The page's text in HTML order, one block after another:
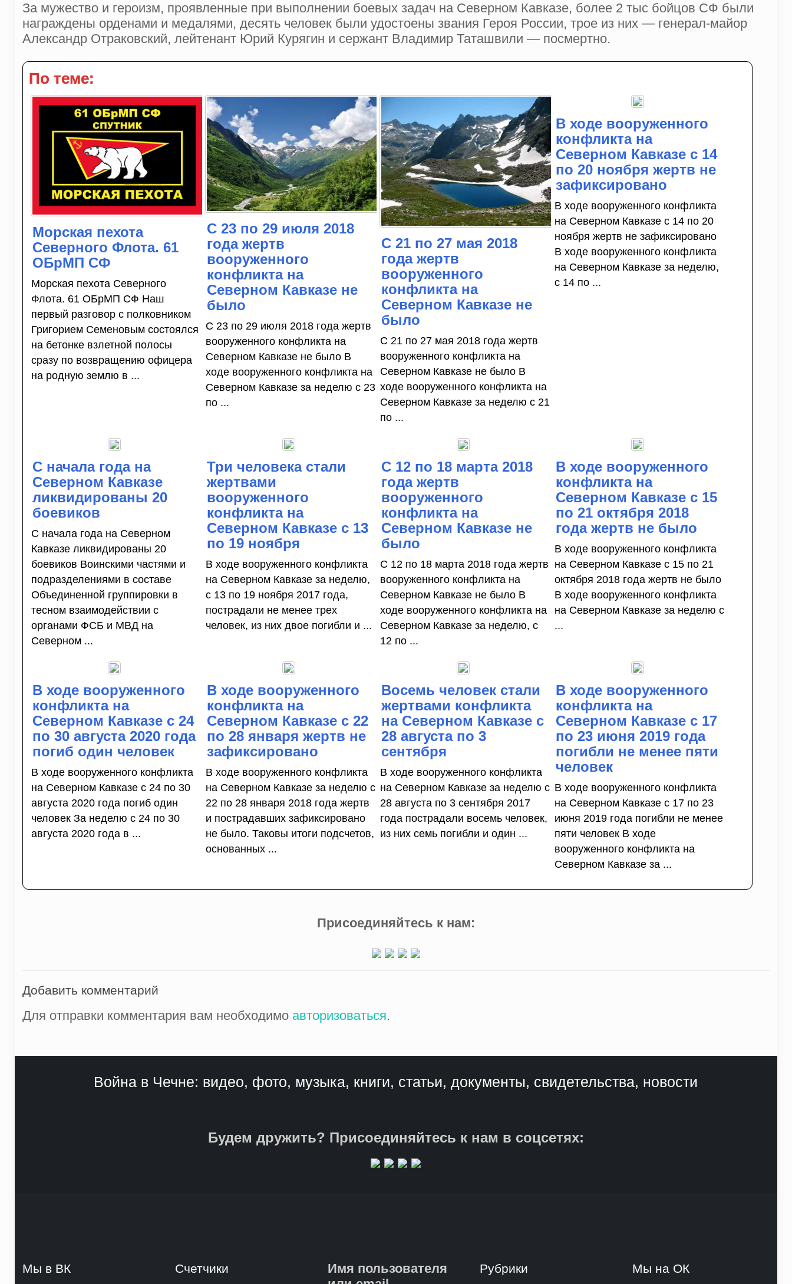
За мужество и героизм, проявленные при выполнении боевых задач на Северном Кавказе, более 2 тыс бойцов СФ были
награждены орденами и медалями, десять человек были удостоены звания Героя России, трое из них — генерал-майор
Александр Отраковский, лейтенант Юрий Курягин и сержант Владимир Таташвили — посмертно.
По теме:
Морская пехота
Северного Флота. 61
ОБрМП СФ
Морская пехота Северного
Флота. 61 ОБрМП СФ Наш
первый разговор с полковником
Григорием Семеновым состоялся
на бетонке взлетной полосы
сразу по возвращению офицера
на родную землю в ...
С 23 по 29 июля 2018
года жертв
вооруженного
конфликта на
Северном Кавказе не
было
С 23 по 29 июля 2018 года жертв
вооруженного конфликта на
Северном Кавказе не было В
ходе вооруженного конфликта на
Северном Кавказе за неделю с 23
по ...
С 21 по 27 мая 2018
года жертв
вооруженного
конфликта на
Северном Кавказе не
было
С 21 по 27 мая 2018 года жертв
вооруженного конфликта на
Северном Кавказе не было В
ходе вооруженного конфликта на
Северном Кавказе за неделю с 21
по ...
В ходе вооруженного
конфликта на
Северном Кавказе с 14
по 20 ноября жертв не
зафиксировано
В ходе вооруженного конфликта
на Северном Кавказе с 14 по 20
ноября жертв не зафиксировано
В ходе вооруженного конфликта
на Северном Кавказе за неделю,
с 14 по ...
С начала года на
Северном Кавказе
ликвидированы 20
боевиков
С начала года на Северном
Кавказе ликвидированы 20
боевиков Воинскими частями и
подразделениями в составе
Объединенной группировки в
тесном взаимодействии с
органами ФСБ и МВД на
Северном ...
Три человека стали
жертвами
вооруженного
конфликта на
Северном Кавказе с 13
по 19 ноября
В ходе вооруженного конфликта
на Северном Кавказе за неделю,
с 13 по 19 ноября 2017 года,
пострадали не менее трех
человек, из них двое погибли и ...
С 12 по 18 марта 2018
года жертв
вооруженного
конфликта на
Северном Кавказе не
было
С 12 по 18 марта 2018 года жертв
вооруженного конфликта на
Северном Кавказе не было В
ходе вооруженного конфликта на
Северном Кавказе за неделю, с
12 по ...
В ходе вооруженного
конфликта на
Северном Кавказе с 15
по 21 октября 2018
года жертв не было
В ходе вооруженного конфликта
на Северном Кавказе с 15 по 21
октября 2018 года жертв не было
В ходе вооруженного конфликта
на Северном Кавказе за неделю с
...
В ходе вооруженного
конфликта на
Северном Кавказе с 24
по 30 августа 2020 года
погиб один человек
В ходе вооруженного конфликта
на Северном Кавказе с 24 по 30
августа 2020 года погиб один
человек За неделю с 24 по 30
августа 2020 года в ...
В ходе вооруженного
конфликта на
Северном Кавказе с 22
по 28 января жертв не
зафиксировано
В ходе вооруженного конфликта
на Северном Кавказе за неделю с
22 по 28 января 2018 года жертв
и пострадавших зафиксировано
не было. Таковы итоги подсчетов,
основанных ...
Восемь человек стали
жертвами конфликта
на Северном Кавказе с
28 августа по 3
сентября
В ходе вооруженного конфликта
на Северном Кавказе за неделю с
28 августа по 3 сентября 2017
года пострадали восемь человек,
из них семь погибли и один ...
В ходе вооруженного
конфликта на
Северном Кавказе с 17
по 23 июня 2019 года
погибли не менее пяти
человек
В ходе вооруженного конфликта
на Северном Кавказе с 17 по 23
июня 2019 года погибли не менее
пяти человек В ходе
вооруженного конфликта на
Северном Кавказе за ...
Присоединяйтесь к нам:
Добавить комментарий
Для отправки комментария вам необходимо авторизоваться.
Война в Чечне: видео, фото, музыка, книги, статьи, документы, свидетельства, новости
Будем дружить? Присоединяйтесь к нам в соцсетях:
Мы в ВК Счетчики
Имя пользователя
Рубрики Мы на ОК